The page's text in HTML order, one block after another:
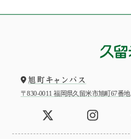
旭町キャンパス
〒830-0011 福岡県久留米市旭町67番地